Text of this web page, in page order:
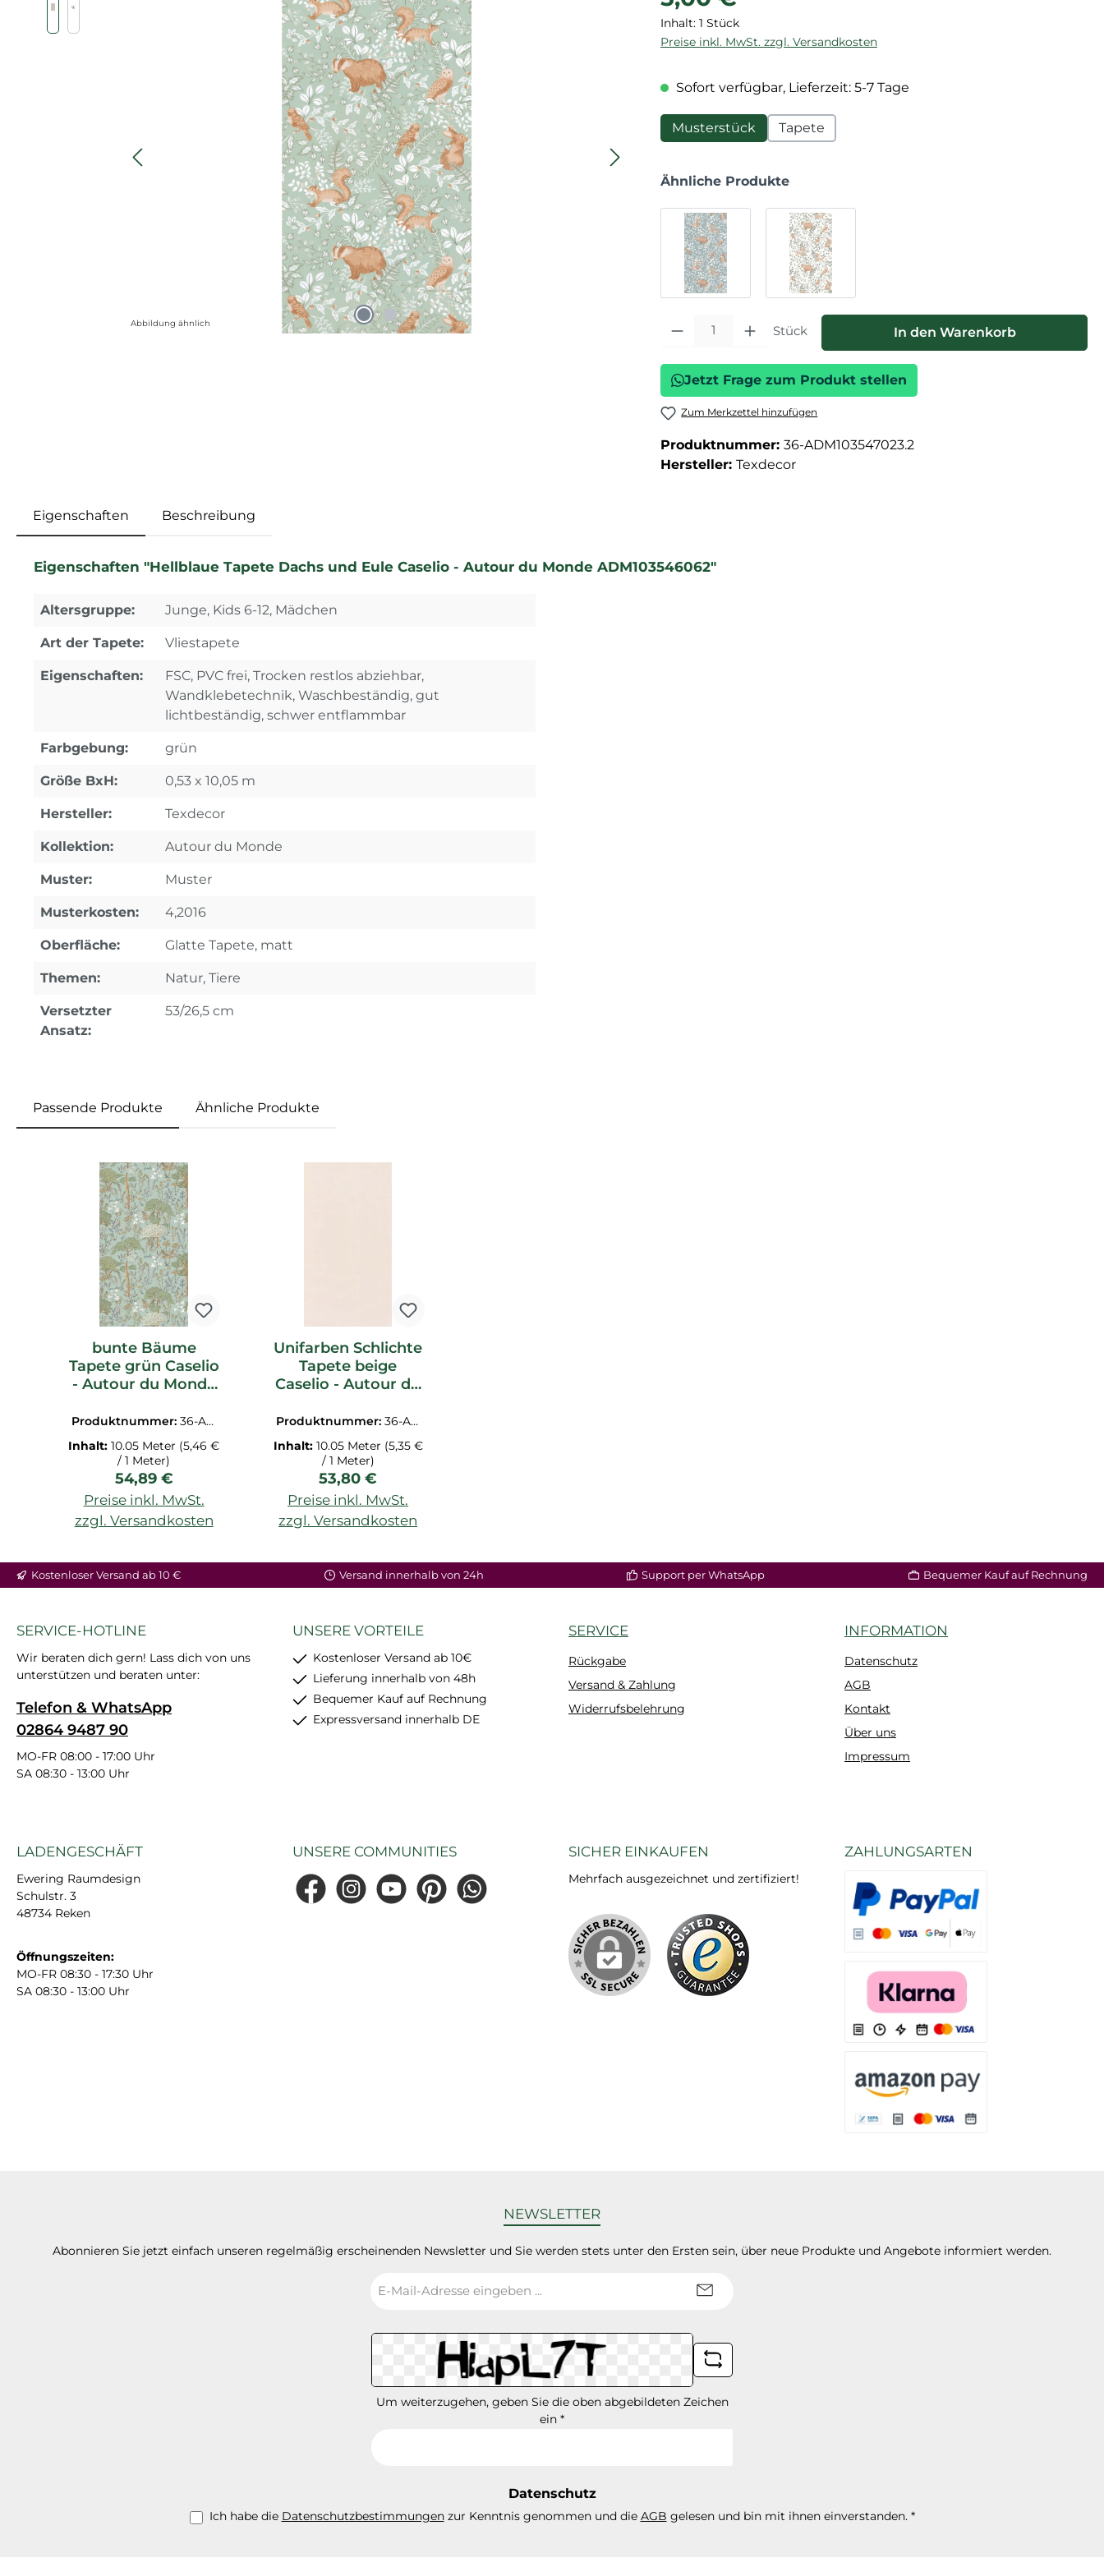
Abbildung ähnlich
Inhalt: 1 Stück
Preise inkl. MwSt. zzgl. Versandkosten
Sofort verfügbar, Lieferzeit: 5-7 Tage
Musterstück Tapete
Ähnliche Produkte
Produkt Anzahl: Gib den gewünschten Wert ein oder benutze die
Stück In den Warenkorb
Jetzt Frage zum Produkt stellen
Zum Merkzettel hinzufügen
Produktnummer: 36-ADM103547023.2
Hersteller: Texdecor
Eigenschaften Beschreibung
Eigenschaften "Hellblaue Tapete Dachs und Eule Caselio - Autour du Monde ADM103546062"
Altersgruppe: Junge, Kids 6-12, Mädchen
Art der Tapete: Vliestapete
Eigenschaften:
FSC, PVC frei, Trocken restlos abziehbar,
Wandklebetechnik, Waschbeständig, gut
lichtbeständig, schwer entflammbar
Farbgebung: grün
Größe BxH: 0,53 x 10,05 m
Hersteller: Texdecor
Kollektion: Autour du Monde
Muster: Muster
Musterkosten: 4,2016
Oberfläche: Glatte Tapete, matt
Themen: Natur, Tiere
Versetzter
Ansatz:
53/26,5 cm
Passende Produkte Ähnliche Produkte
bunte Bäume
Tapete grün Caselio
- Autour du Monde
ADM103557007
Produktnummer:36-AD
M103557007.1M
Inhalt:10.05 Meter (5,46 €
/ 1 Meter)
Regulärer Preis:
54,89 €
Preise inkl. MwSt.
zzgl. Versandkosten
Unifarben Schlichte
Tapete beige
Caselio - Autour du
ADM69861303
Produktnummer: 36-AD
M69861303.1M
Inhalt: 10.05 Meter (5,35 €
/ 1 Meter)
Regulärer Preis:
53,80 €
Preise inkl. MwSt.
zzgl. Versandkosten
Kostenloser Versand ab 10 € Versand innerhalb von 24h Support per WhatsApp Bequemer Kauf auf Rechnung
SERVICE-HOTLINE
Wir beraten dich gern! Lass dich von uns
unterstützen und beraten unter:
Telefon & WhatsApp
02864 9487 90
MO-FR 08:00 - 17:00 Uhr
SA 08:30 - 13:00 Uhr
UNSERE VORTEILE
Kostenloser Versand ab 10€
Lieferung innerhalb von 48h
Bequemer Kauf auf Rechnung
Expressversand innerhalb DE
SERVICE
Rückgabe
Versand & Zahlung
Widerrufsbelehrung
INFORMATION
Datenschutz
AGB
Kontakt
Über uns
Impressum
LADENGESCHÄFT
Ewering Raumdesign
Schulstr. 3
48734 Reken
Öffnungszeiten:
MO-FR 08:30 - 17:30 Uhr
SA 08:30 - 13:00 Uhr
UNSERE COMMUNITIES
FacebookInstagramYouTubePinterestWhatsApp
SICHER EINKAUFEN
Mehrfach ausgezeichnet und zertifiziert!
ZAHLUNGSARTEN
NEWSLETTER
Abonnieren Sie jetzt einfach unseren regelmäßig erscheinenden Newsletter und Sie werden stets unter den Ersten sein, über neue Produkte und Angebote informiert werden.
Mail-
*
Um weiterzugehen, geben Sie die oben abgebildeten Zeichen
ein *
Datenschutz
Ich habe die Datenschutzbestimmungenzur Kenntnis genommen und die AGB gelesen und bin mit ihnen einverstanden. *